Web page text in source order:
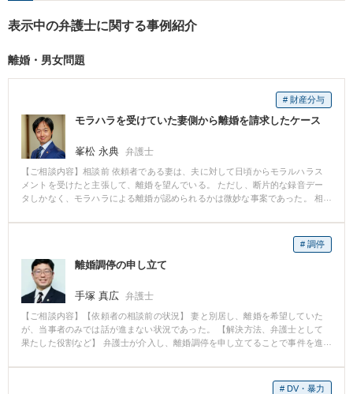
表示中の弁護士に関する事例紹介
離婚・男女問題
# 財産分与
モラハラを受けていた妻側から離婚を請求したケース
峯松 永典 弁護士
【ご相談内容】相談前 依頼者である妻は、夫に対して日頃からモラルハラス
メントを受けたと主張して、離婚を望んでいる。 ただし、断片的な録音デー
タしかなく、モラハラによる離婚が認められるかは微妙な事案であった。 相
得する内容での離婚が成立した。 なお、上記は全体の財産の1/2を大幅に超え
るものであった。 弁護士からのコメント 当初、相手方は離婚を突きつけられ
たことに憤っていましたが、離婚がやむを得ないことを冷静に説得し、離婚
に向けた話し合いをしました。 財産分与について、詳細な交渉経過は書けま
せんが、最終的に「今後の子供の生活のために」という形で相手方から大幅
な譲歩を引き出しました。 法的な視点からの強い交渉だけではなく、相手方
との対話をすることで大きな成果を上げることができた事例といえるでしょ
う。
# 調停
離婚調停の申し立て
手塚 真広 弁護士
【ご相談内容】【依頼者の相談前の状況】 妻と別居し、離婚を希望していた
が、当事者のみでは話が進まない状況であった。 【解決方法、弁護士として
果たした役割など】 弁護士が介入し、離婚調停を申し立てることで事件を進
# DV・暴力